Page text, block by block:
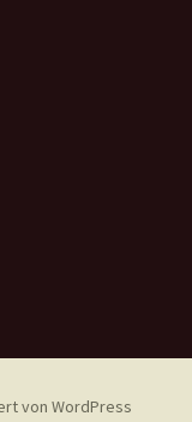
von WordPress